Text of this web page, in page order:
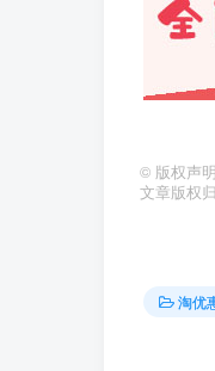
© 版权声明
文章版权
淘优